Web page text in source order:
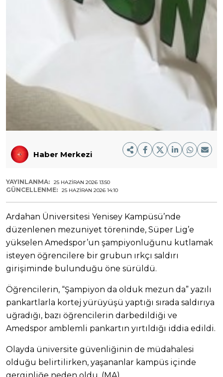
Haber Merkezi
YAYINLANMA: 25 HAZIRAN 2026 13:50
GÜNCELLENME: 25 HAZIRAN 2026 14:10
Ardahan Üniversitesi Yenisey Kampüsü’nde
düzenlenen mezuniyet töreninde, Süper Lig’e
yükselen Amedspor’un şampiyonluğunu kutlamak
isteyen öğrencilere bir grubun ırkçı saldırı
girişiminde bulunduğu öne sürüldü.
Öğrencilerin, “Şampiyon da olduk mezun da” yazılı
pankartlarla kortej yürüyüşü yaptığı sırada saldırıya
uğradığı, bazı öğrencilerin darbedildiği ve
Amedspor amblemli pankartın yırtıldığı iddia edildi.
Olayda üniversite güvenliğinin de müdahalesi
olduğu belirtilirken, yaşananlar kampüs içinde